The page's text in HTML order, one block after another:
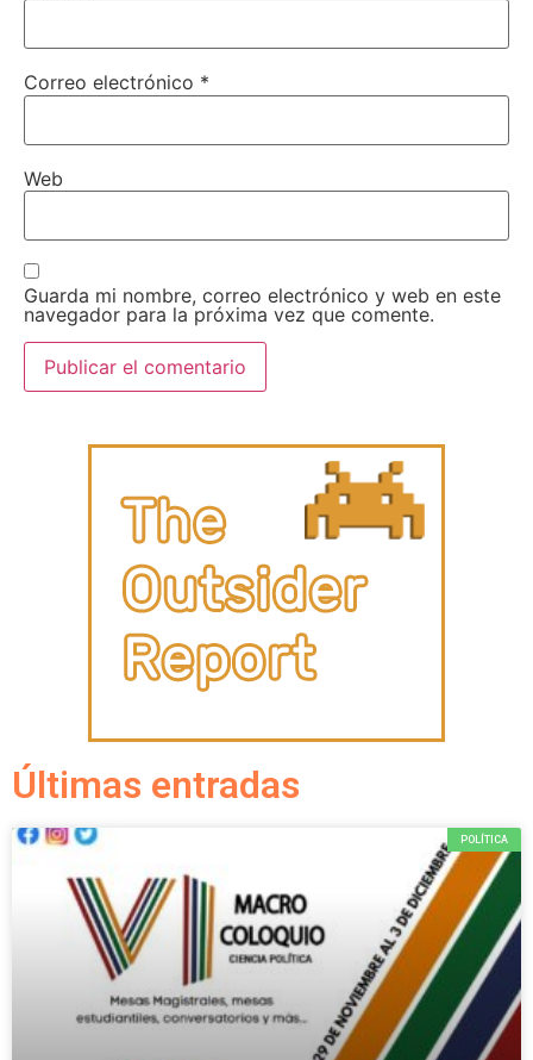
Correo electrónico *
Web
Guarda mi nombre, correo electrónico y web en este
navegador para la próxima vez que comente.
Últimas entradas
POLÍTICA